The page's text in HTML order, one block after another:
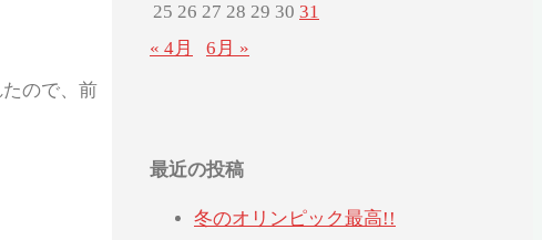
ので、前
25 26 27 28 29 30 31
« 4月
6月 »
最近の投稿
冬のオリンピック最高!!